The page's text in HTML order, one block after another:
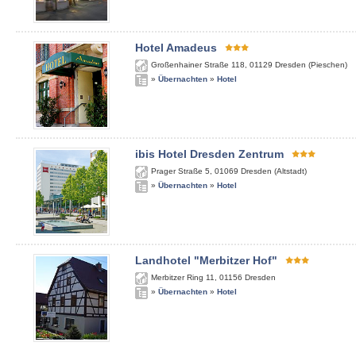
Hotel Amadeus
Großenhainer Straße 118 01129 Dresden (Pieschen)
» Übernachten » Hotel
ibis Hotel Dresden Zentrum
Prager Straße 5 01069 Dresden (Altstadt)
» Übernachten » Hotel
Landhotel "Merbitzer Hof"
Merbitzer Ring 11 01156 Dresden
» Übernachten » Hotel